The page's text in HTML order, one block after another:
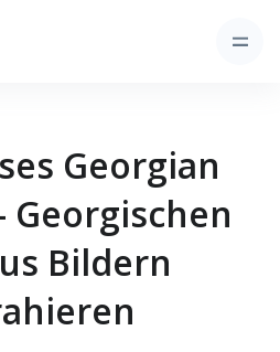
Georgian
Georgischen
Bildern